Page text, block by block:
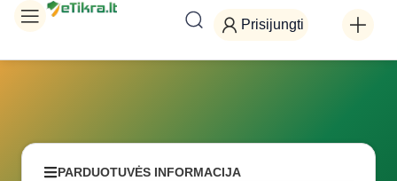
Prisijungti
PARDUOTUVĖS INFORMACIJA